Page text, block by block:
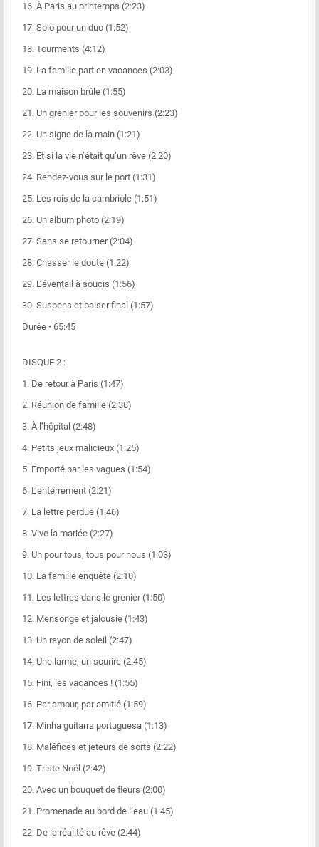
16. À Paris au printemps (2:23)
17. Solo pour un duo (1:52)
18. Tourments (4:12)
19. La famille part en vacances (2:03)
20. La maison brûle (1:55)
21. Un grenier pour les souvenirs (2:23)
22. Un signe de la main (1:21)
23. Et si la vie n’était qu’un rêve (2:20)
24. Rendez-vous sur le port (1:31)
25. Les rois de la cambriole (1:51)
26. Un album photo (2:19)
27. Sans se retourner (2:04)
28. Chasser le doute (1:22)
29. L’éventail à soucis (1:56)
30. Suspens et baiser final (1:57)
Durée • 65:45
DISQUE 2 :
1. De retour à Paris (1:47)
2. Réunion de famille (2:38)
3. À l’hôpital (2:48)
4. Petits jeux malicieux (1:25)
5. Emporté par les vagues (1:54)
6. L’enterrement (2:21)
7. La lettre perdue (1:46)
8. Vive la mariée (2:27)
9. Un pour tous, tous pour nous (1:03)
10. La famille enquête (2:10)
11. Les lettres dans le grenier (1:50)
12. Mensonge et jalousie (1:43)
13. Un rayon de soleil (2:47)
14. Une larme, un sourire (2:45)
15. Fini, les vacances ! (1:55)
16. Par amour, par amitié (1:59)
17. Minha guitarra portuguesa (1:13)
18. Maléfices et jeteurs de sorts (2:22)
19. Triste Noël (2:42)
20. Avec un bouquet de fleurs (2:00)
21. Promenade au bord de l’eau (1:45)
22. De la réalité au rêve (2:44)